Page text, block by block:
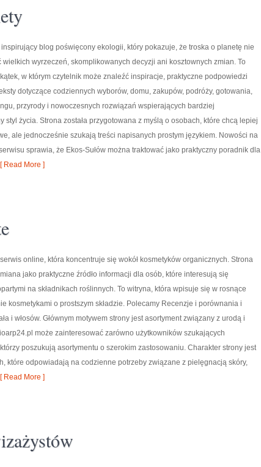
inspirujący blog poświęcony ekologii, który pokazuje, że troska o planetę nie
wielkich wyrzeczeń, skomplikowanych decyzji ani kosztownych zmian. To
w którym czytelnik może znaleźć inspiracje, praktyczne podpowiedzi
dotyczące codziennych wyborów, domu, zakupów, podróży, gotowania,
przyrody i nowoczesnych rozwiązań wspierających bardziej
styl życia. Strona została przygotowana z myślą o osobach, które chcą lepiej
ale jednocześnie szukają treści napisanych prostym językiem. Nowości na
sprawia, że Ekos-Sułów można traktować jako praktyczny poradnik dla
[ Read More ]
online, która koncentruje się wokół kosmetyków organicznych. Strona
jako praktyczne źródło informacji dla osób, które interesują się
na składnikach roślinnych. To witryna, która wpisuje się w rosnące
kosmetykami o prostszym składzie. Polecamy Recenzje i porównania i
i włosów. Głównym motywem strony jest asortyment związany z urodą i
może zainteresować zarówno użytkowników szukających
poszukują asortymentu o szerokim zastosowaniu. Charakter strony jest
które odpowiadają na codzienne potrzeby związane z pielęgnacją skóry,
[ Read More ]